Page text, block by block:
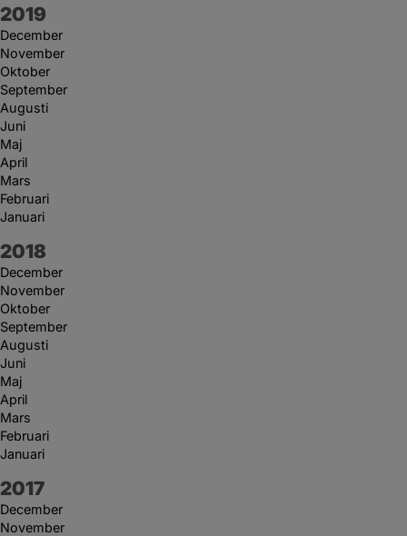
År:
2019
December
November
Oktober
September
Augusti
Juni
Maj
April
Mars
Februari
Januari
År:
2018
December
November
Oktober
September
Augusti
Juni
Maj
April
Mars
Februari
Januari
År:
2017
December
November